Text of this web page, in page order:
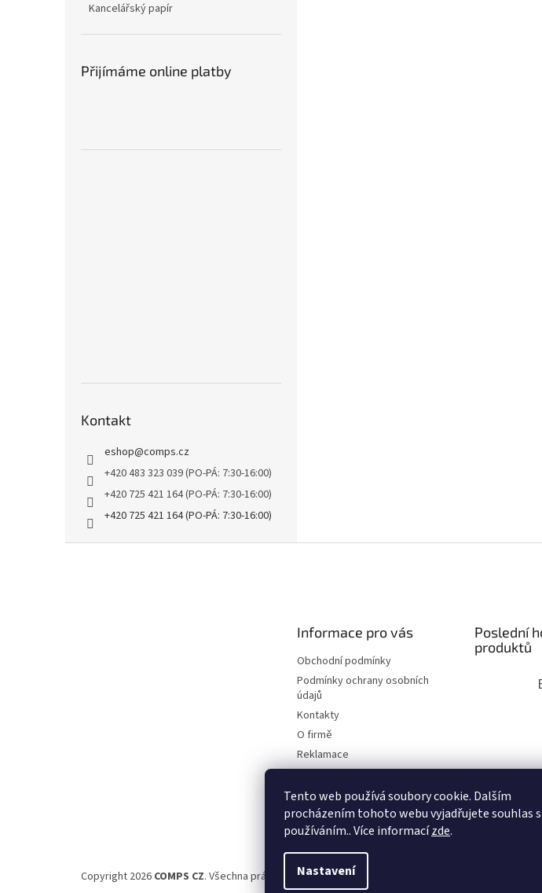
Tento web používá soubory cookie. Dalším
procházením tohoto webu vyjadřujete souhlas
používáním.. Více informacízde.
Nastavení
Kancelářský papír
Přijímáme online platby
Kontakt
eshop@comps.cz
+420 483 323 039 (PO-PÁ: 7:30-16:00)
+420 725 421 164 (PO-PÁ: 7:30-16:00)
+420 725 421 164 (PO-PÁ: 7:30-16:00)
Informace pro vás
Obchodní podmínky
Podmínky ochrany osobních
údajů
Kontakty
O firmě
Reklamace
Elektromobilita 2020
Certifikáty
Možnosti dopravy
Poslední
produktů
Copyright 2026 COMPS CZ. Všechna práva vyhrazena.